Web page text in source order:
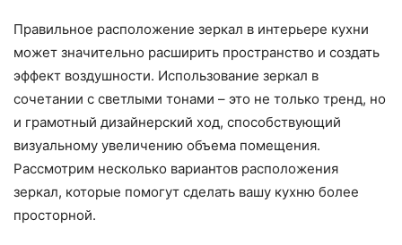
Правильное расположение зеркал в интерьере кухни
может значительно расширить пространство и создать
эффект воздушности. Использование зеркал в
сочетании с светлыми тонами – это не только тренд, но
и грамотный дизайнерский ход, способствующий
визуальному увеличению объема помещения.
Рассмотрим несколько вариантов расположения
зеркал, которые помогут сделать вашу кухню более
просторной.